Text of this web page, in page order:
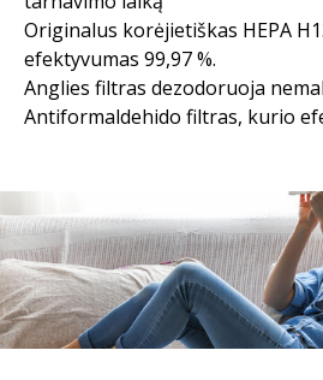
Originalus korėjietiškas HEPA
efektyvumas 99,97 %.
Anglies filtras dezodoruoja
Antiformaldehido filtras, kurio